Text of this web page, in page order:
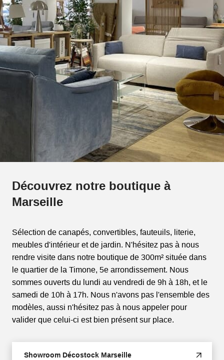
Découvrez notre boutique à
Marseille
Sélection de canapés, convertibles, fauteuils, literie,
meubles d'intérieur et de jardin. N'hésitez pas à nous
rendre visite dans notre boutique de 300m² située dans
le quartier de la Timone, 5e arrondissement. Nous
sommes ouverts du lundi au vendredi de 9h à 18h, et le
samedi de 10h à 17h. Nous n'avons pas l'ensemble des
modèles, aussi n'hésitez pas à nous appeler pour
valider que celui-ci est bien présent sur place.
Showroom Décostock Marseille